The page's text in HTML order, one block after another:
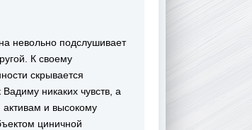
невольно подслушивает
К своему
скрывается
никаких чувств, а
и высокому
циничной